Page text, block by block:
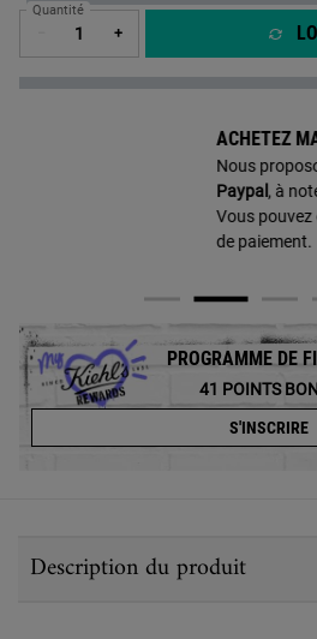
Quantité
+
ACHETEZ MAINTENANT,
Nous proposons le
, à noter queApple
Vous pouvez directement
PROGRAMME DE
41 POINTS
S'INSCRIRE
Description du produit